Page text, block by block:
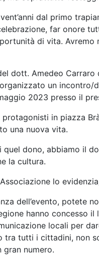
dal primo
far onore
di vita.
dott. Amedeo
un
2023 presso il
in piazza
una nuova vita.
dono, abbiamo il
la cultura.
lo
dell’evento, potete
hanno concesso
locali per
tra tutti i cittadini, non
gran numero.